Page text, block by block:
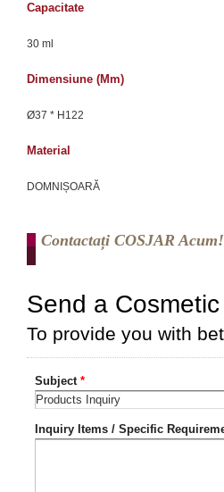
Capacitate
30 ml
Dimensiune (mm)
Ø37 * H122
Material
DOMNIȘOARĂ
Contactați COSJAR Acum!